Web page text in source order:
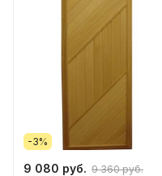
-3%
9 080 руб. 9 360 руб.